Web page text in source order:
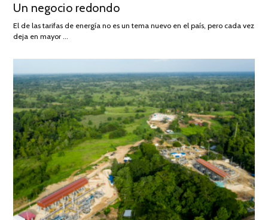
DE
AGOSTO
Un negocio redondo
El de las tarifas de energía no es un tema nuevo en el país, pero cada vez
deja en mayor …